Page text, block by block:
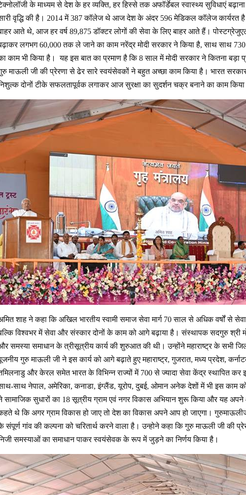
के माध्यम से देश के हर व्यक्ति, हर हिस्से तक अफॉर्डेबल स्वास्थ्य सुविधाएं
वृद्धि की है। 2014 में 387 कॉलेज थे आज देश के अंदर 596 मेडिकल कॉलेज कार्यरत
आते थे, आज हर वर्ष 89,875 डॉक्टर लोगों की सेवा के लिए बाहर आते हैं।
लगभग 60,000 तक ले जाने का काम नरेंद्र मोदी सरकार ने किया है, साथ साथ
काम भी किया है। यह इस बात का प्रमाण है कि 8 साल में मोदी सरकार ने कितना बड़ा
माऊली जी की प्रेरणा से ढेर सारे स्वयंसेवकों ने बहुत अच्छा काम किया है। भारत
दोनों टीके सफलतापूर्वक लगाकर आज सुरक्षा का सुदर्शन चक्र बनाने का काम किया
शाह ने कहा कि अखिल भारतीय स्वामी समाज सेवा मार्ग 70 साल से अधिक वर्षों से
विश्वभर में सेवा और संस्कार दोनों के काम को आगे बढ़ाया है। संस्थापक सदगुरु श्री
समस्या समाधान के त्रीसूत्रीय कार्य की शुरुआत की थी। उन्होंने महाराष्ट्र के सभी
गुरु माऊली जी ने इस कार्य को आगे बढ़ाते हुए महाराष्ट्र, गुजरात, मध्य प्रदेश,
और केरल समेत भारत के विभिन्न राज्यों में 700 से ज्यादा सेवा केंद्र स्थापित
साथ नेपाल, अमेरिका, कनाडा, इंग्लैंड, यूरोप, दुबई, ओमान अनेक देशों में भी इस काम
सामाजिक सुधारों का 18 सूत्रीय ग्राम एवं नगर विकास अभियान शुरू किया और यह
थे कि अगर ग्राम विकास हो जाए तो देश का विकास अपने आप हो जाएगा।
संपूर्ण गांव की कल्पना को चरितार्थ करने वाला है। उन्होने कहा कि गुरु माऊली जी की
समस्याओं का समाधान पाकर स्वयंसेवक के रूप में जुड़ने का निर्णय किया है।